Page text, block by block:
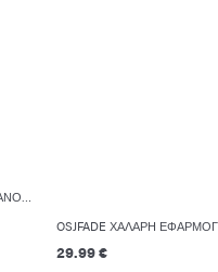
OSJTEL-PAS MID RISE ΚΑΝΟΝΙΚΉ ΕΦΑΡΜΟΓΉ ΣΟΡΤΣΆΚΙ
29.99 €